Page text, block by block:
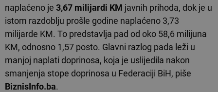
naplaćeno je 3,67 milijardi KM javnih prihoda, dok je u
istom razdoblju prošle godine naplaćeno 3,73
milijarde KM. To predstavlja pad od oko 58,6 milijuna
KM, odnosno 1,57 posto. Glavni razlog pada leži u
manjoj naplati doprinosa, koja je uslijedila nakon
smanjenja stope doprinosa u Federaciji BiH, piše
BiznisInfo.ba.